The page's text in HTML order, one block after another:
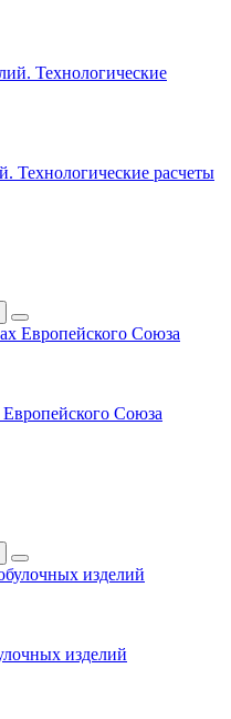
Технологические расчеты
Европейского Союза
изделий